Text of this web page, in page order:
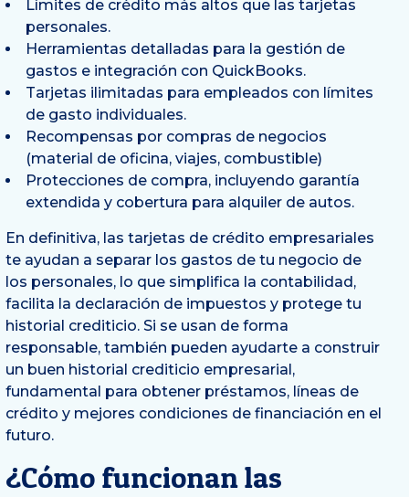
Límites de crédito más altos que las tarjetas
personales.
Herramientas detalladas para la gestión de
gastos e integración con QuickBooks.
Tarjetas ilimitadas para empleados con límites
de gasto individuales.
Recompensas por compras de negocios
(material de oficina, viajes, combustible)
Protecciones de compra, incluyendo garantía
extendida y cobertura para alquiler de autos.
En definitiva, las tarjetas de crédito empresariales
te ayudan a separar los gastos de tu negocio de
los personales, lo que simplifica la contabilidad,
facilita la declaración de impuestos y protege tu
historial crediticio. Si se usan de forma
responsable, también pueden ayudarte a construir
un buen historial crediticio empresarial,
fundamental para obtener préstamos, líneas de
crédito y mejores condiciones de financiación en el
futuro.
¿Cómo funcionan las